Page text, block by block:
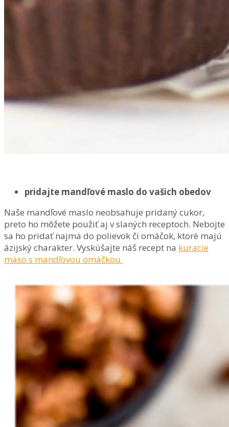
pridajte mandľové maslo do vašich obedov
Naše mandľové maslo neobsahuje pridaný cukor,
preto ho môžete použiť aj v slaných receptoch. Nebojte
sa ho pridať najmä do polievok či omáčok, ktoré majú
ázijský charakter. Vyskúšajte náš recept na kuracie
mäso s mandľovou omáčkou.